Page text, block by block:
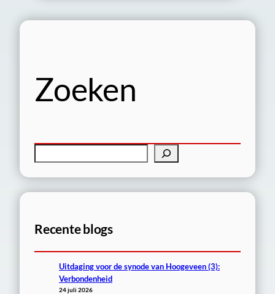
Zoeken
n
Recente blogs
Uitdaging voor de synode van Hoogeveen (3):
Verbondenheid
24 juli 2026